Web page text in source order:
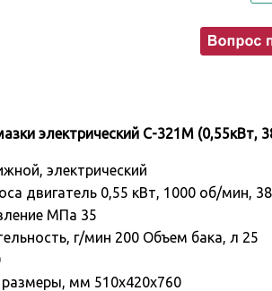
С-321М
электрический С-321М (0,55кВт,
электрический
двигатель 0,55 кВт, 1000 об/мин,
МПа 35
г/мин 200 Объем бака, л 25
размеры, мм 510х420х760